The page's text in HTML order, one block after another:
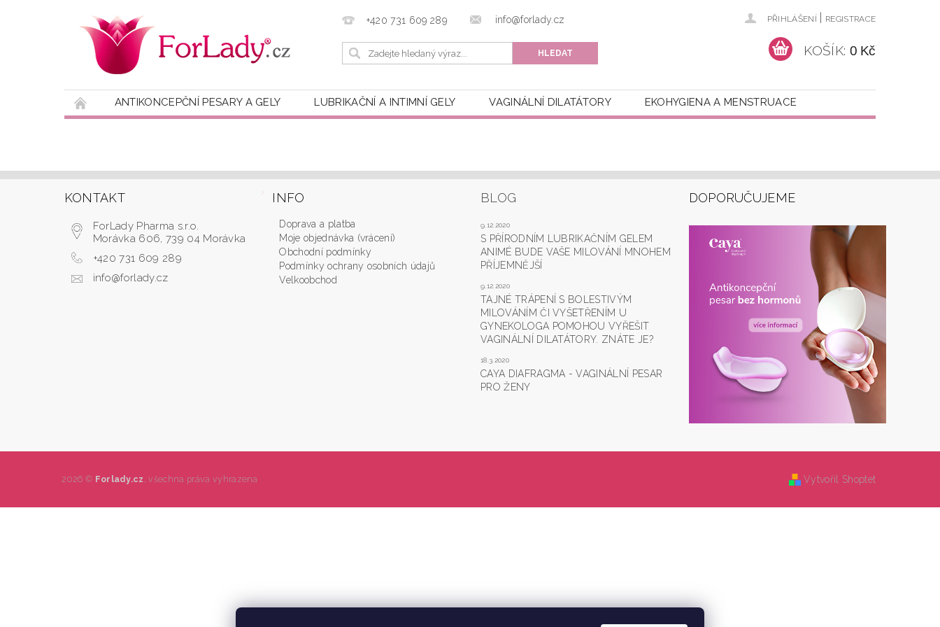
+420 731 609 289 info@forlady.cz PŘIHLÁŠENÍ REGISTRACE
KOŠÍK: 0 Kč
ANTIKONCEPČNÍ PESARY A GELY LUBRIKAČNÍ A INTIMNÍ GELY VAGINÁLNÍ DILATÁTORY
EKOHYGIENA A MENSTRUACE
KONTAKT
ForLady Pharma s.r.o.
Morávka 606, 739 04 Morávka
+420 731 609 289
info@forlady.cz
INFO
Doprava a platba
Moje objednávka (vrácení)
Obchodní podmínky
Podmínky ochrany osobních údajů
Velkoobchod
BLOG
9.12.2020
S PŘÍRODNÍM LUBRIKAČNÍM GELEM
ANIMÉ BUDE VAŠE MILOVÁNÍ MNOHEM
PŘÍJEMNĚJŠÍ
9.12.2020
TAJNÉ TRÁPENÍ S BOLESTIVÝM
MILOVÁNÍM ČI VYŠETŘENÍM U
GYNEKOLOGA POMOHOU VYŘEŠIT
VAGINÁLNÍ DILATÁTORY. ZNÁTE JE?
18.3.2020
CAYA DIAFRAGMA - VAGINÁLNÍ PESAR
PRO ŽENY
DOPORUČUJEME
2026 © Forlady.cz , všechna práva vyhrazena Vytvořil Shoptet